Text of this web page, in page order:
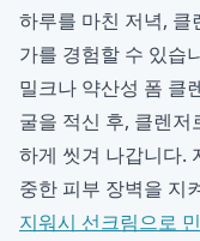
하루를 마친 저녁, 클
가를 경험할 수 있습
밀크나 약산성 폼 클
굴을 적신 후, 클렌
하게 씻겨 나갑니다.
중한 피부 장벽을 지
지워시 선크림으로